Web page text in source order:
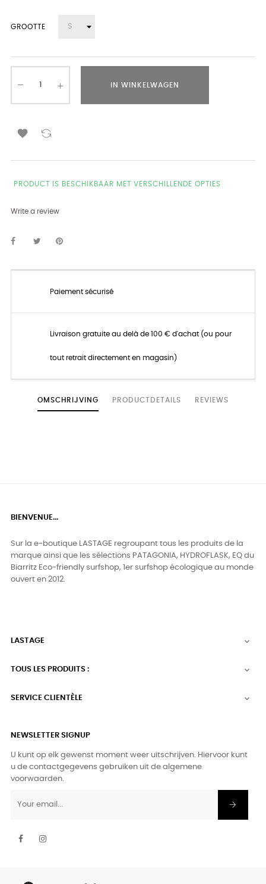
GROOTTE
IN WINKELWAGEN

PRODUCT IS BESCHIKBAAR MET VERSCHILLENDE OPTIES
Write a review
Paiement sécurisé
Livraison gratuite au delà de 100 € d'achat (ou pour
tout retrait directement en magasin)
OMSCHRIJVING PRODUCTDETAILS REVIEWS
BIENVENUE...
Sur la e-boutique LASTAGE regroupant tous les produits de la
marque ainsi que les sélections PATAGONIA, HYDROFLASK, EQ du
Biarritz Eco-friendly surfshop, 1er surfshop écologique au monde
ouvert en 2012.
LASTAGE 
TOUS LES PRODUITS : 
SERVICE CLIENTÈLE 
NEWSLETTER SIGNUP
U kunt op elk gewenst moment weer uitschrijven. Hiervoor kunt
u de contactgegevens gebruiken uit de algemene
voorwaarden.
Facebook